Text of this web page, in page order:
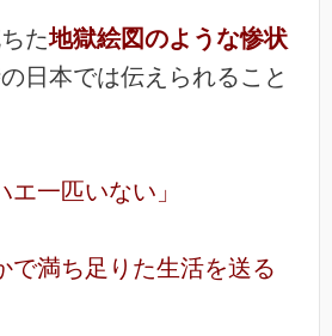
た地獄絵図のような惨状
日本では伝えられること
エ一匹いない」
で満ち足りた生活を送る